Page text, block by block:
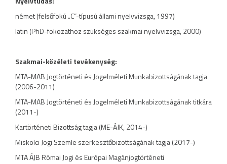
német (felsőfokú „C”-típusú állami nyelvvizsga, 1997)
latin (PhD-fokozathoz szükséges szakmai nyelvvizsga, 2000)
Szakmai-közéleti tevékenység:
MTA-MAB Jogtörténeti és Jogelméleti Munkabizottságának tagja
(2006-2011)
MTA-MAB Jogtörténeti és Jogelméleti Munkabizottságának titkára
(2011-)
Kartörténeti Bizottság tagja (ME-ÁJK, 2014-)
Miskolci Jogi Szemle szerkesztőbizottságának tagja (2017-)
MTA ÁJB Római Jogi és Európai Magánjogtörténeti